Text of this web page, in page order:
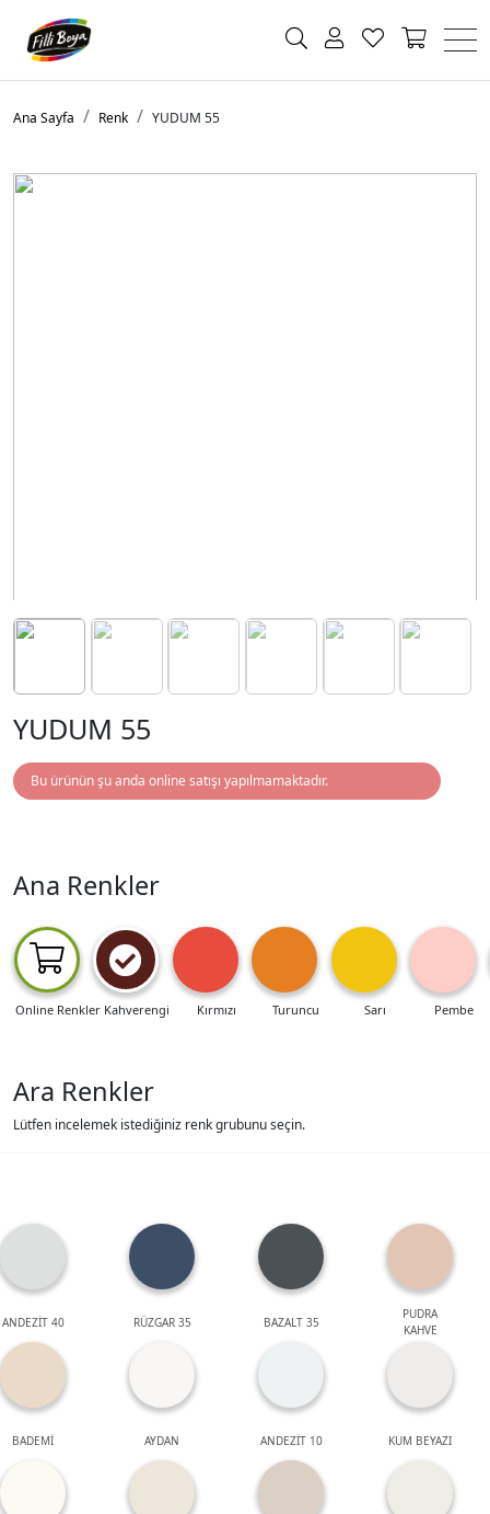
Ana Sayfa Renk YUDUM 55
YUDUM 55
Bu ürünün şu anda online satışı yapılmamaktadır.
Ana Renkler
Online Renkler Kahverengi Kırmızı Turuncu Sarı Pembe
Ara Renkler
Lütfen incelemek istediğiniz renk grubunu seçin.
ANDEZİT 40 RÜZGAR 35 BAZALT 35
PUDRA
KAHVE
BADEMİ AYDAN ANDEZİT 10 KUM BEYAZI